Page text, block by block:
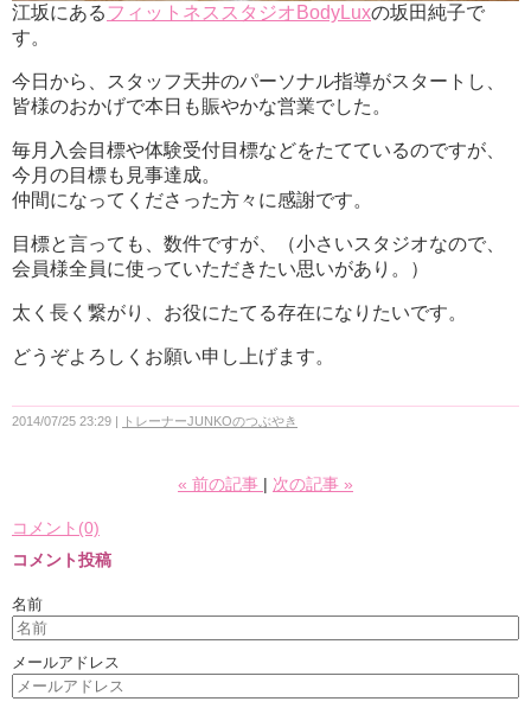
江坂にあるフィットネススタジオBodyLuxの坂田純子で
す。
今日から、スタッフ天井のパーソナル指導がスタートし、
皆様のおかげで本日も賑やかな営業でした。
毎月入会目標や体験受付目標などをたてているのですが、
今月の目標も見事達成。
仲間になってくださった方々に感謝です。
目標と言っても、数件ですが、（小さいスタジオなので、
会員様全員に使っていただきたい思いがあり。）
太く長く繋がり、お役にたてる存在になりたいです。
どうぞよろしくお願い申し上げます。
2014/07/25 23:29 トレーナーJUNKOのつぶやき
« 前の記事 次の記事 »
コメント(0)
コメント投稿
名前
メールアドレス